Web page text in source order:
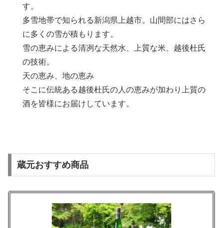
す。
多雪地帯で知られる新潟県上越市。山間部にはさら
に多くの雪が積もります。
雪の恵みによる清冽な天然水、上質な米、越後杜氏
の技術。
天の恵み、地の恵み
そこに伝統ある越後杜氏の人の恵みが加わり上質の
酒を皆様にお届けしています。
蔵元おすすめ商品